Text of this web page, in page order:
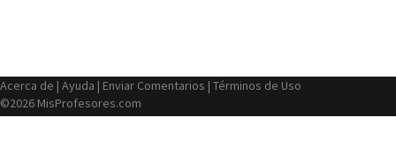
Acerca de | Ayuda | Enviar Comentarios | Términos de Uso
©2026 MisProfesores.com